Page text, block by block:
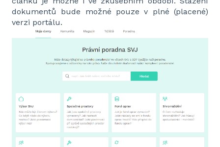
dokumentů bude možné pouze v plné (placené)
verzi portálu.